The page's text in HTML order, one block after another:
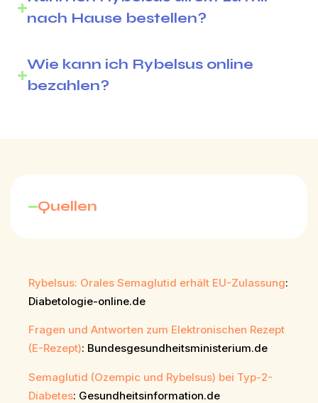
nach Hause bestellen?
Wie kann ich Rybelsus online
bezahlen?
Quellen
Rybelsus: Orales Semaglutid erhält EU-Zulassung:
Diabetologie-online.de
Fragen und Antworten zum Elektronischen Rezept
(E-Rezept): Bundesgesundheitsministerium.de
Semaglutid (Ozempic und Rybelsus) bei Typ-2-
Diabetes: Gesundheitsinformation.de